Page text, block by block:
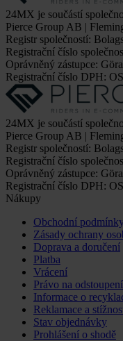
24MX je součástí
Pierce Group AB |
Registr společností:
Registrační číslo
Oprávněný zástupce:
Registrační číslo DPH:
24MX je součástí
Pierce Group AB |
Registr společností:
Registrační číslo
Oprávněný zástupce:
Registrační číslo DPH:
Nákupy
Obchodní
Zásady ochrany
Doprava a doručení
Platba
Vrácení
Právo na odstoupení
Informace o
Reklamace a
Stav objednávky
Prohlášení o shodě